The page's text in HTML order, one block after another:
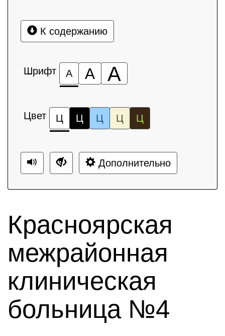
К содержанию
Шрифт А А А
Цвет Ц Ц Ц Ц Ц
Дополнительно
Красноярская
межрайонная
клиническая
больница №4